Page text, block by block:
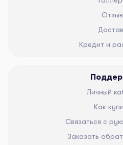
Кредит и
Личный
Как
Связаться с
Заказать